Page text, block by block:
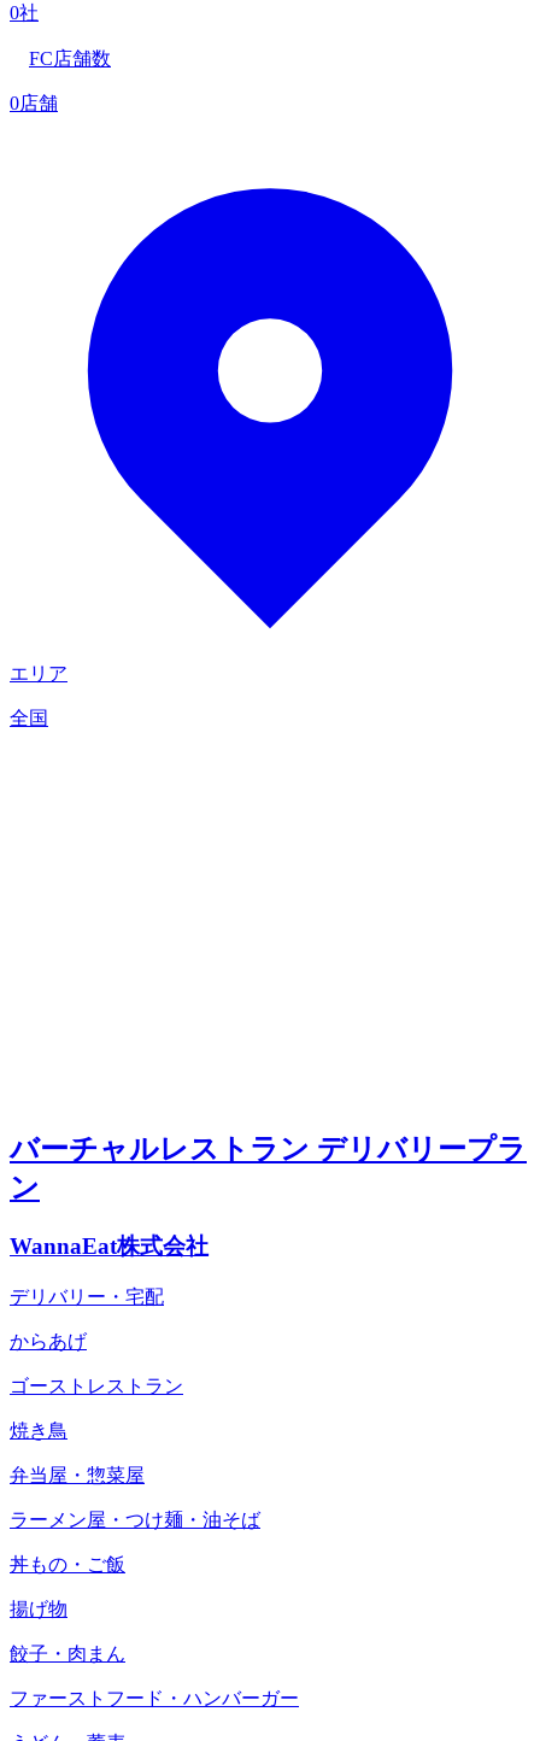
0社
FC店舗数
0店舗
エリア
全国
バーチャルレストラン デリバリープラ
ン
WannaEat株式会社
デリバリー・宅配
からあげ
ゴーストレストラン
焼き鳥
弁当屋・惣菜屋
ラーメン屋・つけ麺・油そば
丼もの・ご飯
揚げ物
餃子・肉まん
ファーストフード・ハンバーガー